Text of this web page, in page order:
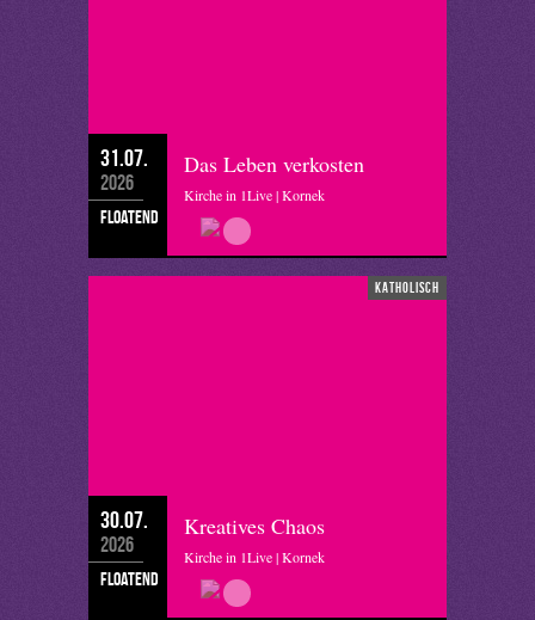
31.07.
2026
floatend
Das Leben verkosten
Kirche in 1Live | Kornek
katholisch
30.07.
2026
floatend
Kreatives Chaos
Kirche in 1Live | Kornek